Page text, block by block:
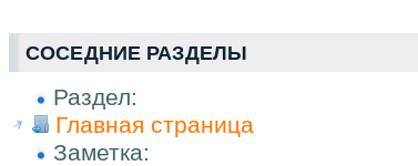
СОСЕДНИЕ РАЗДЕЛЫ
Раздел:
Главная страница
Заметка: